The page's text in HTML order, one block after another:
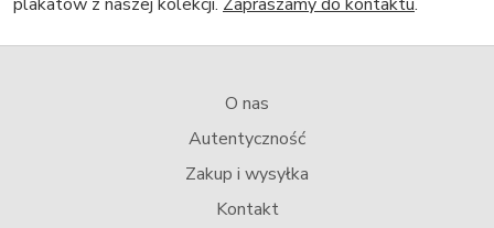
O nas
Autentyczność
Zakup i wysyłka
Kontakt